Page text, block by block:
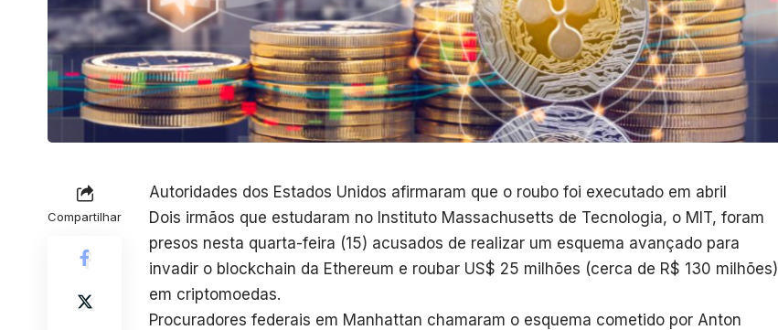
Compartilhar
Autoridades dos Estados Unidos afirmaram que o roubo foi executado em abril
Dois irmãos que estudaram no Instituto Massachusetts de Tecnologia, o MIT, foram
presos nesta quarta-feira (15) acusados de realizar um esquema avançado para
invadir o blockchain da Ethereum e roubar US$ 25 milhões (cerca de R$ 130 milhões)
em criptomoedas.
Procuradores federais em Manhattan chamaram o esquema cometido por Anton